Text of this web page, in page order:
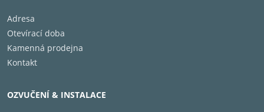
Adresa
Otevírací doba
Kamenná prodejna
Kontakt
OZVUČENÍ & INSTALACE